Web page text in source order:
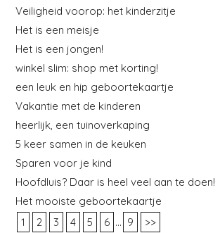
Veiligheid voorop: het kinderzitje
Het is een meisje
Het is een jongen!
winkel slim: shop met korting!
een leuk en hip geboortekaartje
Vakantie met de kinderen
heerlijk, een tuinoverkaping
5 keer samen in de keuken
Sparen voor je kind
Hoofdluis? Daar is heel veel aan te doen!
Het mooiste geboortekaartje
1
2 3 4 5 6 ... 9 >>